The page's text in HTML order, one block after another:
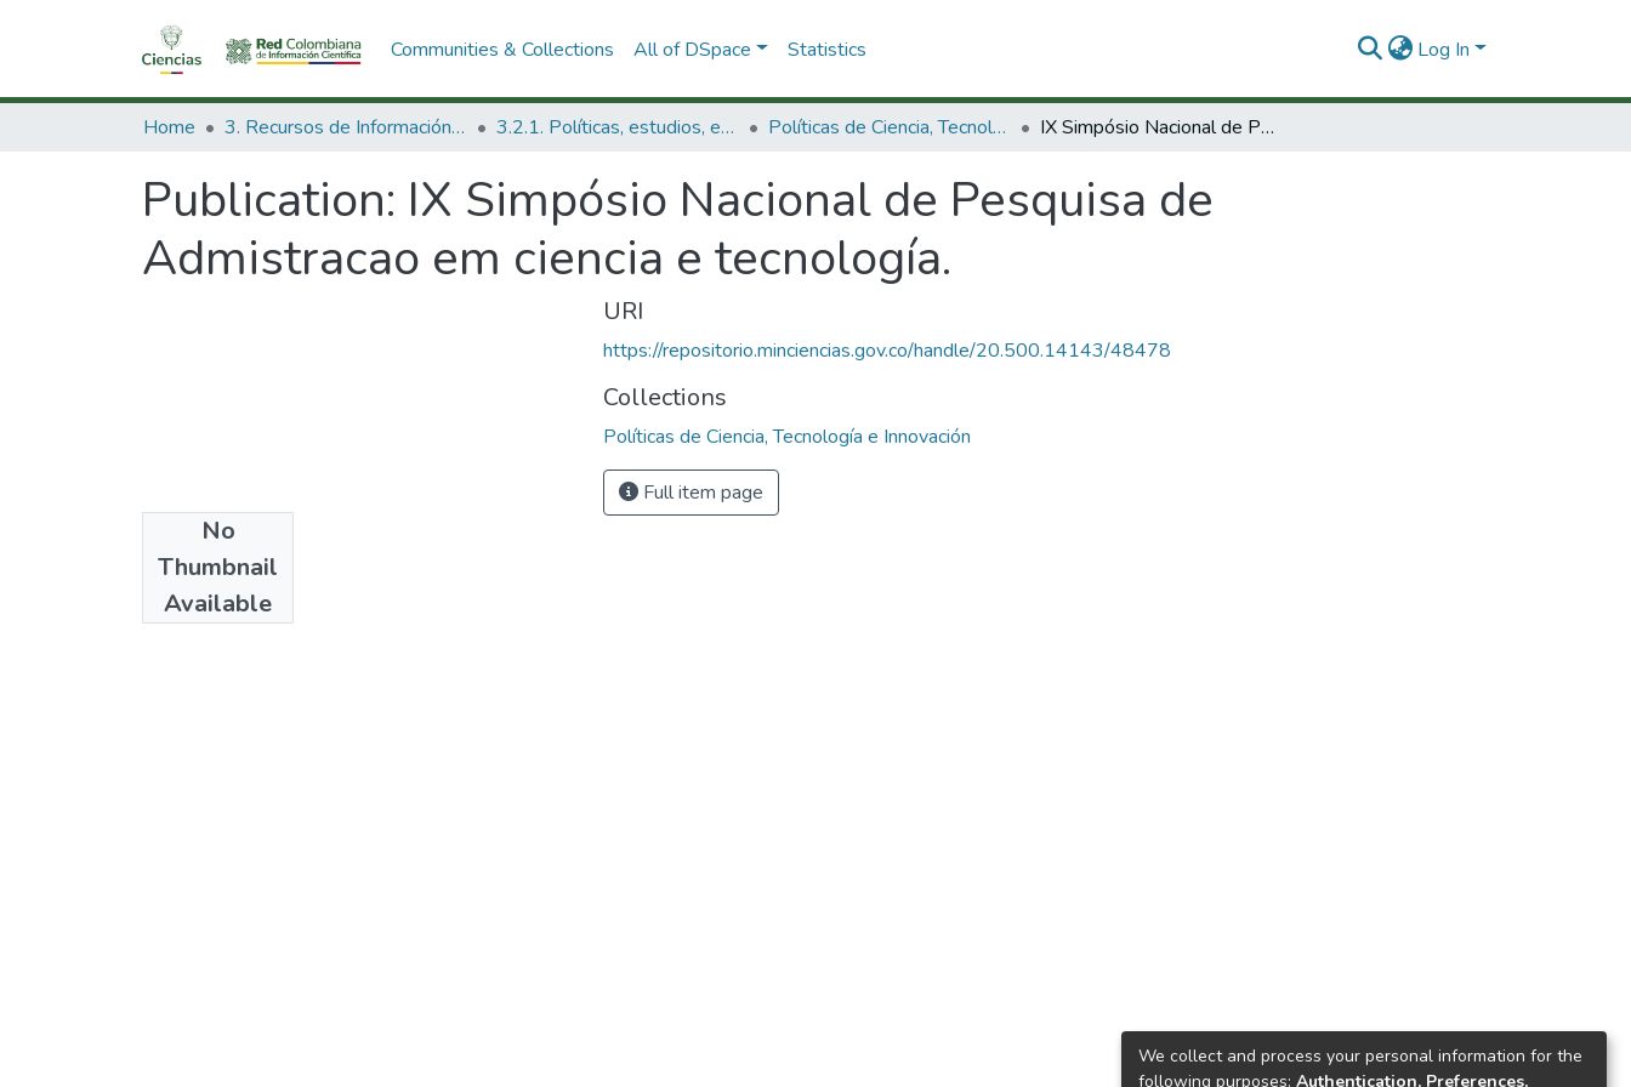
Communities & Collections All of DSpace Statistics Log In
Home 3. Recursos de Información Científica y Tecnológica 3.2.1. Políticas, estudios, evaluaciones e indicadores de CTeI Políticas de Ciencia, Tecnología e Innovación IX Simpósio Nacional de Pesquisa de Admistracao em ciencia e tecnología.
Publication: IX Simpósio Nacional de Pesquisa de
Admistracao em ciencia e tecnología.
No
Thumbnail
Available
1984
URI
https://repositorio.minciencias.gov.co/handle/20.500.14143/48478
Collections
Políticas de Ciencia, Tecnología e Innovación
Full item page
We collect and process your personal information for the
following purposes: Authentication, Preferences,